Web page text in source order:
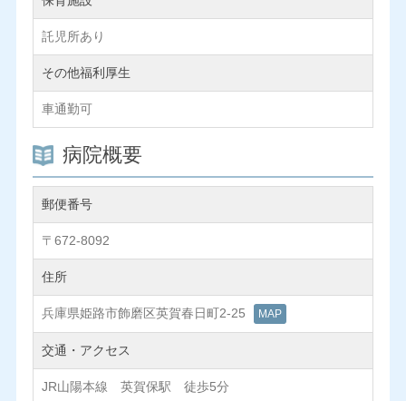
託児所あり
その他福利厚生
車通勤可
病院概要
郵便番号
〒672-8092
住所
兵庫県姫路市飾磨区英賀春日町2-25 MAP
交通・アクセス
JR山陽本線 英賀保駅 徒歩5分